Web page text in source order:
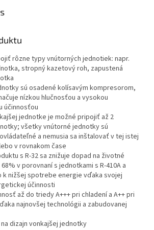
rôzne typy vnútorných jednotiek: napr.
stropný kazetový roh, zapustená
sú osadené kolísavým kompresorom,
nízkou hlučnosťou a vysokou
účinnosťou
jednotke je možné pripojiť až 2
všetky vnútorné jednotky sú
a nemusia sa inštalovať v tej istej
v rovnakom čase
s R-32 sa znižuje dopad na životné
v porovnaní s jednotkami s R-410A a
k nižšej spotrebe energie vďaka svojej
účinnosti
až do triedy A+++ pri chladení a A++ pri
najnovšej technológii a zabudovanej
dizajn vonkajšej jednotky